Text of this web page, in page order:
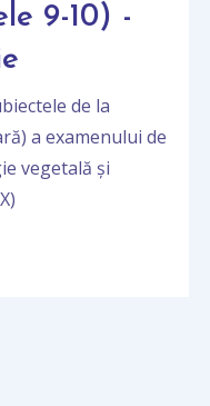
9-10) -
de la
a examenului de
vegetală și